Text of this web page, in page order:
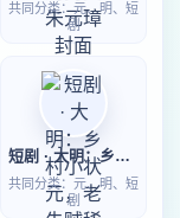
共同分类：元、明、短
剧
短剧 · 大明：乡村小状元，老朱贼稀罕我
共同分类：元、明、短
剧